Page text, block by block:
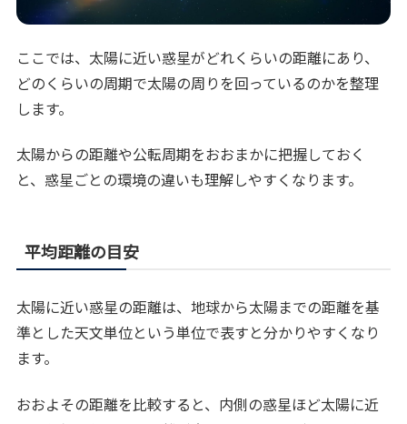
ここでは、太陽に近い惑星がどれくらいの距離にあり、
どのくらいの周期で太陽の周りを回っているのかを整理
します。
太陽からの距離や公転周期をおおまかに把握しておく
と、惑星ごとの環境の違いも理解しやすくなります。
平均距離の目安
太陽に近い惑星の距離は、地球から太陽までの距離を基
準とした天文単位という単位で表すと分かりやすくなり
ます。
おおよその距離を比較すると、内側の惑星ほど太陽に近